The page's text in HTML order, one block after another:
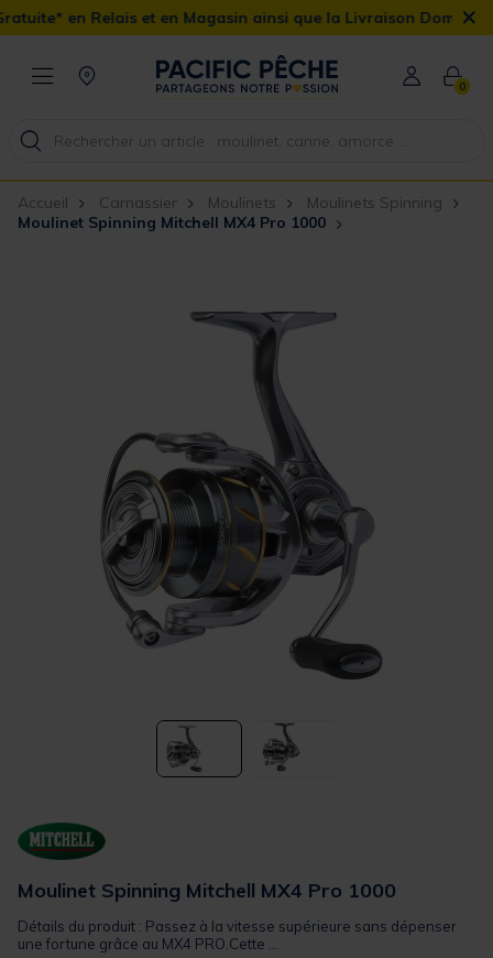
et en Magasin ainsi que la Livraison Domicile offerte dès 90€
×
0
Accueil Carnassier Moulinets
Moulinets Spinning
Moulinet Spinning Mitchell MX4 Pro 1000
Moulinet Spinning Mitchell MX4 Pro 1000
Détails du produit : Passez à la vitesse supérieure sans dépenser
une fortune grâce au MX4 PRO.Cette ...